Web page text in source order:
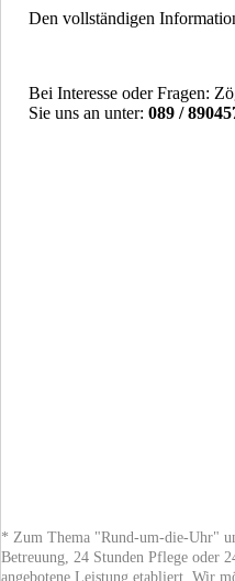
Den vollständigen
Bei Interesse oder Fragen:
Sie uns an unter: 089 /
* Zum Thema "Rund-um-die-Uhr"
Betreuung, 24 Stunden Pflege oder
angebotene Leistung etabliert. Wir